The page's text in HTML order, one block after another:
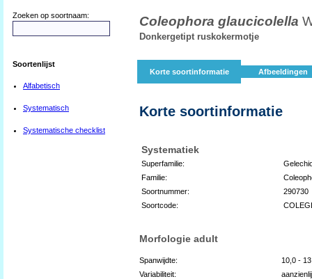
Zoeken op soortnaam:
Soortenlijst
Alfabetisch
Systematisch
Systematische checklist
Coleophora glaucicolella
Donkergetipt ruskokermotje
Korte soortinformatie Afbeeldingen
Korte soortinformatie
Systematiek
Superfamilie:
Familie:
Soortnummer:
290730
Soortcode:
Morfologie adult
Spanwijdte:
10,0 -
Variabiliteit: